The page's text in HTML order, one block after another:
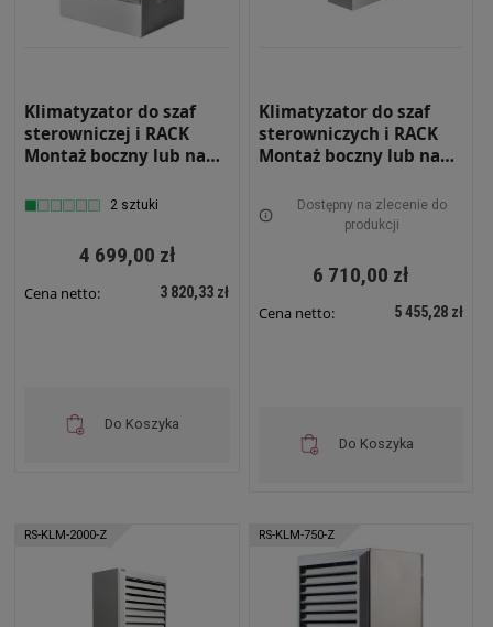
Klimatyzator do szaf
sterowniczej i RACK
Montaż boczny lub na
chłodnicza 500W
2 sztuki
4 699,00 zł
Cena netto: 3 820,33 zł
Do Koszyka
Klimatyzator do szaf
sterowniczych i RACK
Montaż boczny lub na
chłodnicza 1390W
Zewnętrzny RS-KLM-
Dostępny na zlecenie do
produkcji
6 710,00 zł
Cena netto: 5 455,28 zł
Do Koszyka
RS-KLM-2000-Z RS-KLM-750-Z